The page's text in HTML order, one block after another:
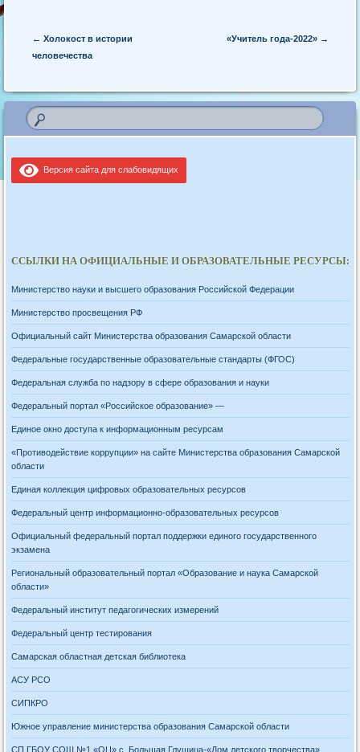
Post navigation
← Холокост в истории
человечества
«Учитель года-2022» →
Версия сайта для слабовидящих
ССЫЛКИ НА ОФИЦИАЛЬНЫЕ И ОБРАЗОВАТЕЛЬНЫЕ РЕСУРСЫ:
Министерство науки и высшего образования Российской Федерации
Министерство просвещения РФ
Официальный сайт Министерства образования Самарской области
Федеральные государственные образовательные стандарты (ФГОС)
Федеральная служба по надзору в сфере образования и науки
Федеральный портал «Российское образование» —
Единое окно доступа к информационным ресурсам
«Противодействие коррупции» на сайте Министерства образования Самарской
области
Единая коллекция цифровых образовательных ресурсов
Федеральный центр информационно-образовательных ресурсов
Официальный федеральный портал поддержки единого государственного
экзамена
Региональный образовательный портал «Образование и наука Самарской
области»
Федеральный институт педагогических измерений
Федеральный центр тестирования
Самарская областная детская библиотека
АСУ РСО
СИПКРО
Южное управление министерства образования Самарской области
СП ГБОУ СОШ №1 «ОЦ» с. Большая Глушица-«Дом детского творчества»